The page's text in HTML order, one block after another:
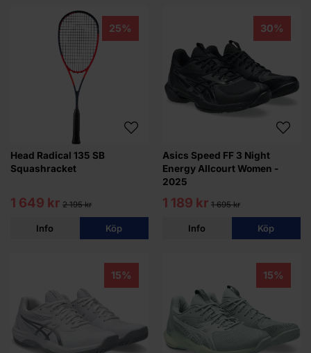
25%
Head Radical 135 SB
Squashracket
1 649 kr 2 195 kr
Info Köp
30%
Asics Speed FF 3 Night
Energy Allcourt Women -
2025
1 189 kr 1 695 kr
Info Köp
15% 15%